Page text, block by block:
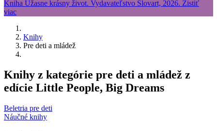
Knihy
Pre deti a mládež
Knihy z kategórie pre deti a mládež z
edície Little People, Big Dreams
Beletria pre deti
Náučné knihy